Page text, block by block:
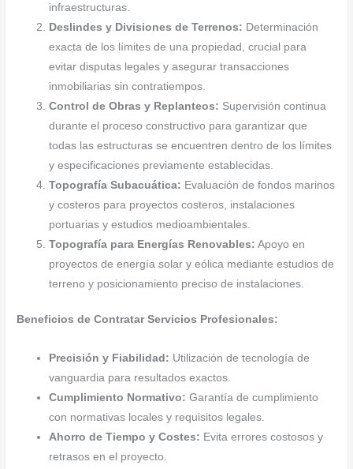
infraestructuras.
Deslindes y Divisiones de Terrenos: Determinación
exacta de los límites de una propiedad, crucial para
evitar disputas legales y asegurar transacciones
inmobiliarias sin contratiempos.
Control de Obras y Replanteos: Supervisión continua
durante el proceso constructivo para garantizar que
todas las estructuras se encuentren dentro de los límites
y especificaciones previamente establecidas.
Topografía Subacuática: Evaluación de fondos marinos
y costeros para proyectos costeros, instalaciones
portuarias y estudios medioambientales.
Topografía para Energías Renovables: Apoyo en
proyectos de energía solar y eólica mediante estudios de
terreno y posicionamiento preciso de instalaciones.
Beneficios de Contratar Servicios Profesionales:
Precisión y Fiabilidad: Utilización de tecnología de
vanguardia para resultados exactos.
Cumplimiento Normativo: Garantía de cumplimiento
con normativas locales y requisitos legales.
Ahorro de Tiempo y Costes: Evita errores costosos y
retrasos en el proyecto.